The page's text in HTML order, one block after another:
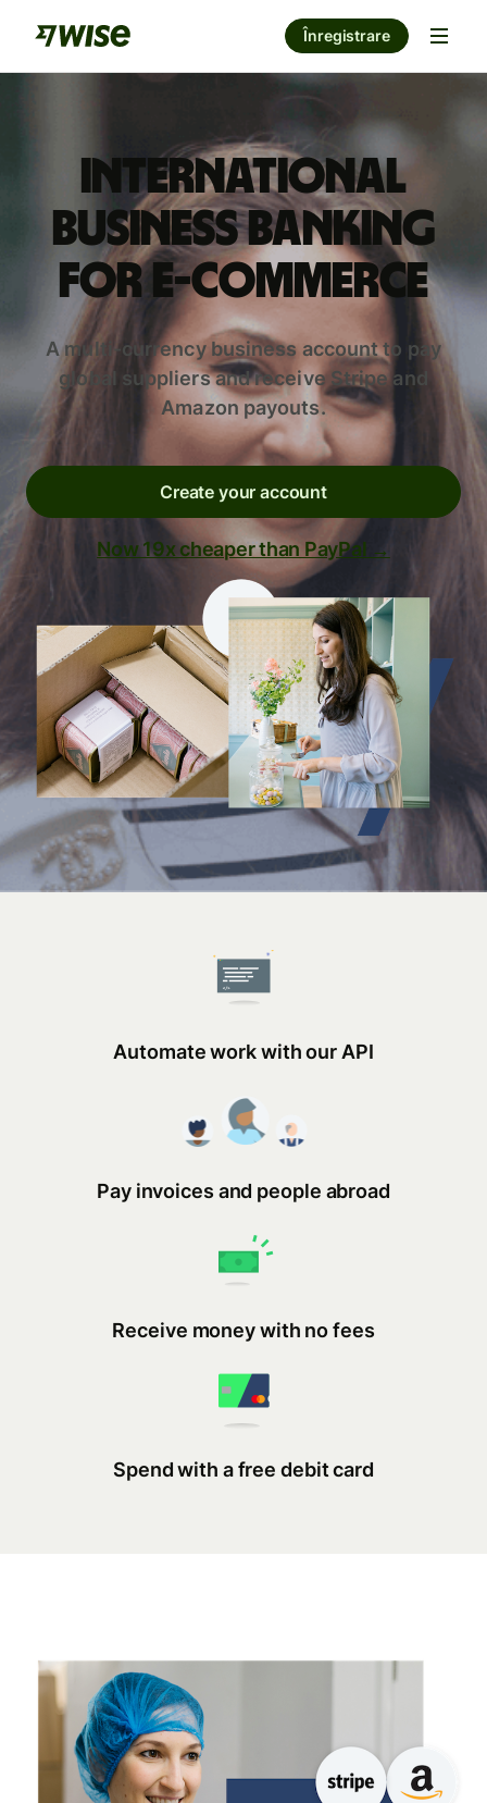
Înregistrare
International
business banking
for e-commerce
A multi-currency business account to pay
global suppliers and receive Stripe and
Amazon payouts.
Create your account
Now 19x cheaper than PayPal →
Automate work with our API
Pay invoices and people abroad
Receive money with no fees
Spend with a free debit card